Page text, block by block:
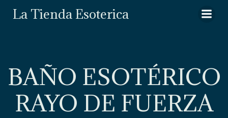
La Tienda Esoterica
BAÑO ESOTÉRICO
RAYO DE FUERZA